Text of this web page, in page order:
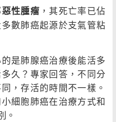
惡性腫瘤 ，其死亡率已佔
數肺癌起源於支氣管粘
是肺腺癌治療後能活多
久？專家回答，不同分
，存活的時間不一樣。
細胞肺癌在治療方式和
。